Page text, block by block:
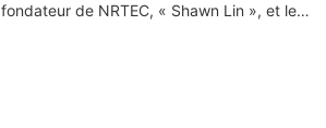
fondateur de NRTEC, « Shawn Lin », et le